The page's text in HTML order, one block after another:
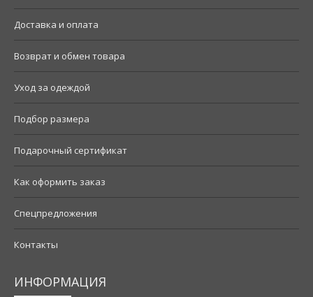
Доставка и оплата
Возврат и обмен товара
Уход за одеждой
Подбор размера
Подарочный сертификат
Как оформить заказ
Спецпредложения
Контакты
ИНФОРМАЦИЯ